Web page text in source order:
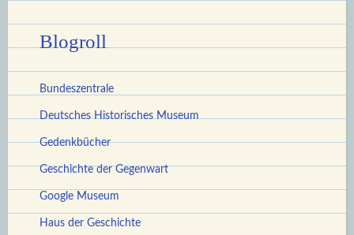
Blogroll
Bundeszentrale
Deutsches Historisches Museum
Gedenkbücher
Geschichte der Gegenwart
Google Museum
Haus der Geschichte